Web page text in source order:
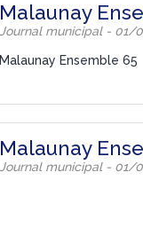
Malaunay
Journal municipal - 01/
Malaunay Ensemble 65
Malaunay
Journal municipal - 01/